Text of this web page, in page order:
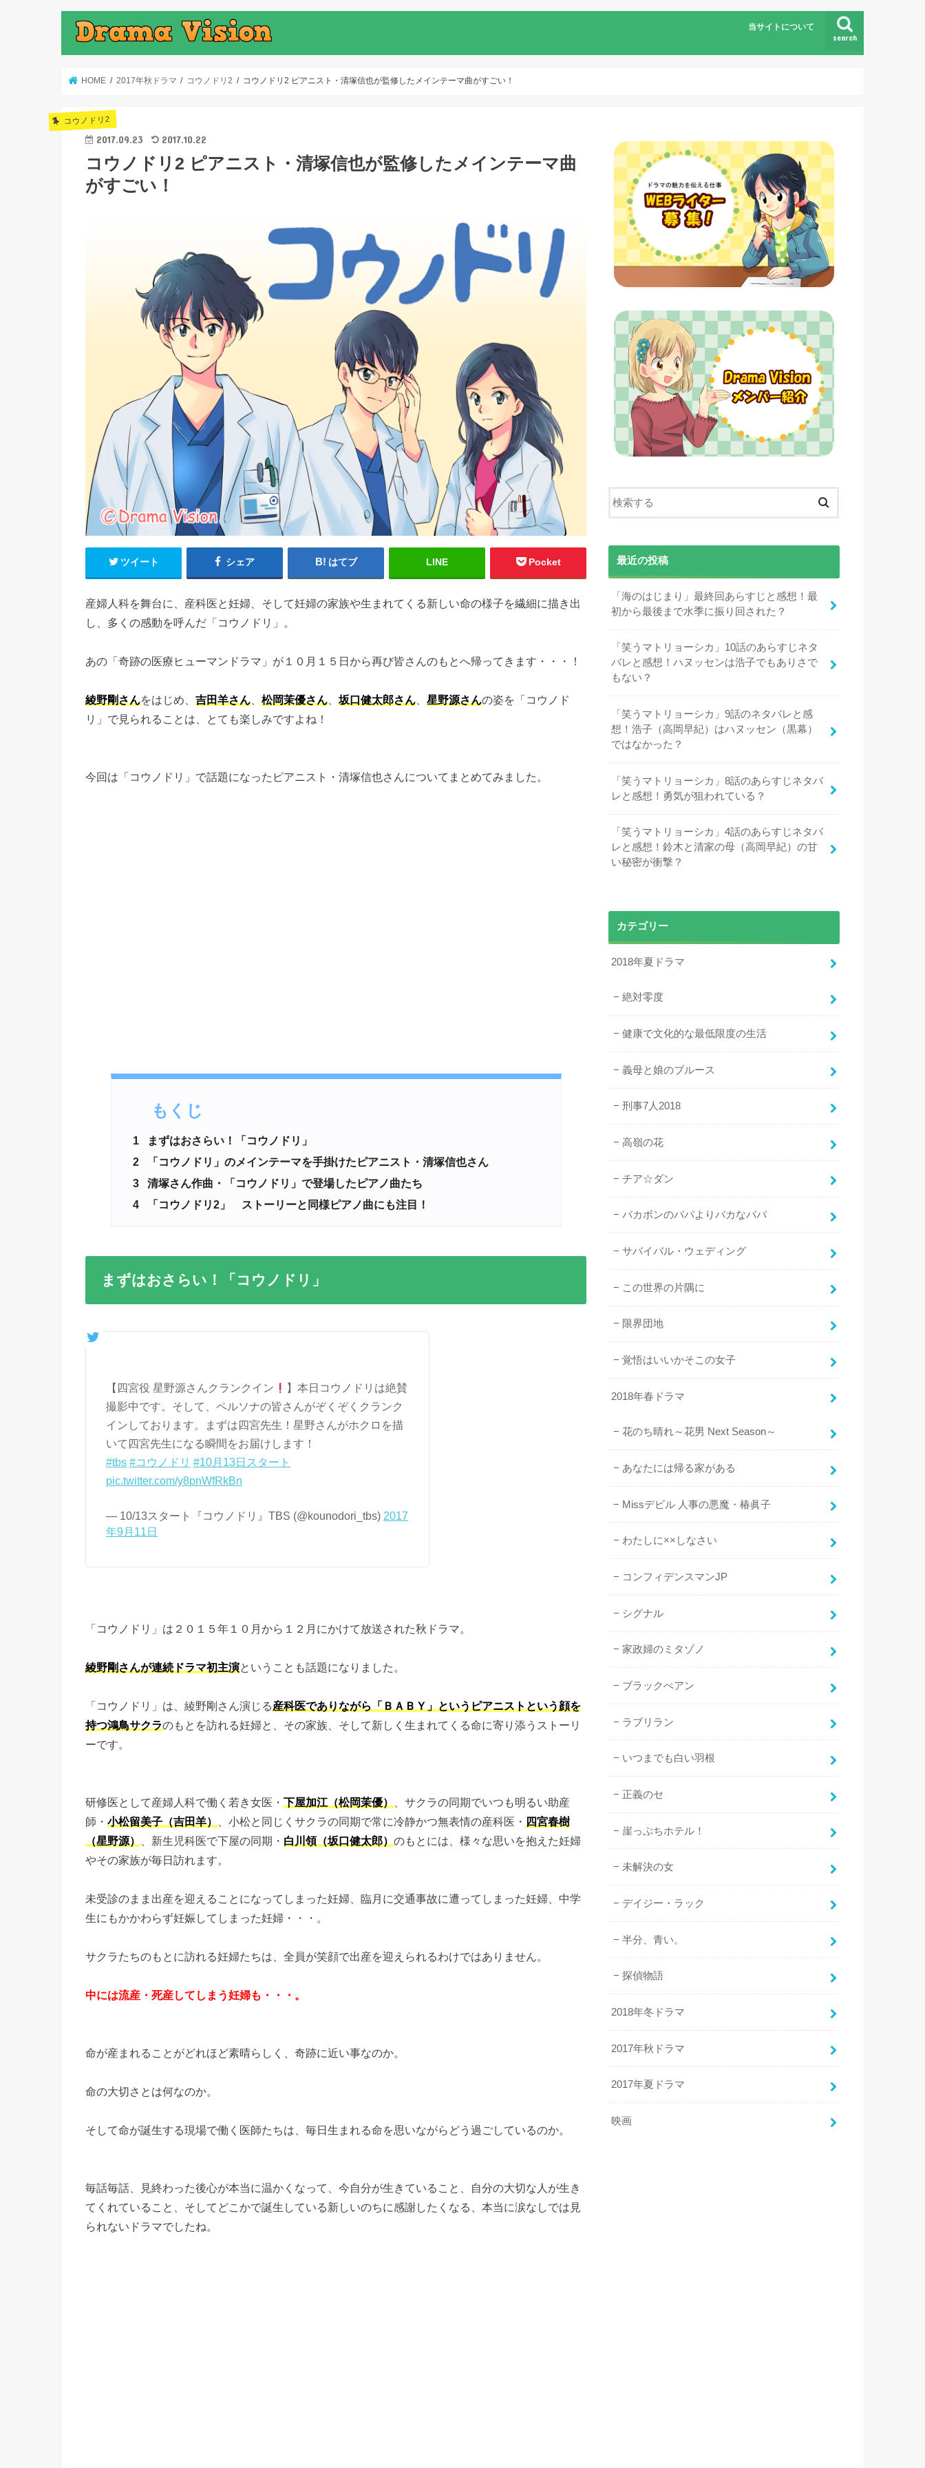
search
当サイトについて
HOME 2017年秋ドラマ コウノドリ2 コウノドリ2 ピアニスト・清塚信也が監修したメインテーマ曲がすごい！
コウノドリ2
2017.09.23 2017.10.22
コウノドリ2 ピアニスト・清塚信也が監修したメインテーマ曲
がすごい！
ツイート シェア はてブ LINE Pocket
産婦人科を舞台に、産科医と妊婦、そして妊婦の家族や生まれてくる新しい命の様子を繊細に描き出
し、多くの感動を呼んだ「コウノドリ」。
あの「奇跡の医療ヒューマンドラマ」が１０月１５日から再び皆さんのもとへ帰ってきます・・・！
綾野剛さんをはじめ、 吉田羊さん 松岡茉優さん 坂口健太郎さん 星野源さんの姿を「コウノド
リ」で見られることは、とても楽しみですよね！
今回は「コウノドリ」で話題になったピアニスト・清塚信也さんについてまとめてみました。
もくじ
1
まずはおさらい！「コウノドリ」
2
「コウノドリ」のメインテーマを手掛けたピアニスト・清塚信也さん
3
清塚さん作曲・「コウノドリ」で登場したピアノ曲たち
4
「コウノドリ2」 ストーリーと同様ピアノ曲にも注目！
まずはおさらい！「コウノドリ」
【四宮役 星野源さんクランクイン
】本日コウノドリは絶賛
撮影中です。そして、ペルソナの皆さんがぞくぞくクランク
インしております。まずは四宮先生！星野さんがホクロを描
いて四宮先生になる瞬間をお届けします！
#tbs #コウノドリ #10月13日スタート
pic.twitter.com/y8pnWfRkBn
— 10/13スタート『コウノドリ』TBS (@kounodori_tbs) 2017
年9月11日
「コウノドリ」は２０１５年１０月から１２月にかけて放送された秋ドラマ。
綾野剛さんが連続ドラマ初主演ということも話題になりました。
「コウノドリ」は、綾野剛さん演じる産科医でありながら「ＢＡＢＹ」というピアニストという顔を
持つ鴻鳥サクラのもとを訪れる妊婦と、その家族、そして新しく生まれてくる命に寄り添うストーリ
ーです。
研修医として産婦人科で働く若き女医・ 下屋加江（松岡茉優）
、サクラの同期でいつも明るい助産
師・ 小松留美子（吉田羊） 、小松と同じくサクラの同期で常に冷静かつ無表情の産科医・ 四宮春樹
（星野源）
、新生児科医で下屋の同期・ 白川領（坂口健太郎） のもとには、様々な思いを抱えた妊婦
やその家族が毎日訪れます。
未受診のまま出産を迎えることになってしまった妊婦、臨月に交通事故に遭ってしまった妊婦、中学
生にもかかわらず妊娠してしまった妊婦・・・。
サクラたちのもとに訪れる妊婦たちは、全員が笑顔で出産を迎えられるわけではありません。
中には流産・死産してしまう妊婦も・・・。
命が産まれることがどれほど素晴らしく、奇跡に近い事なのか。
命の大切さとは何なのか。
そして命が誕生する現場で働く医師たちは、毎日生まれる命を思いながらどう過ごしているのか。
毎話毎話、見終わった後心が本当に温かくなって、今自分が生きていること、自分の大切な人が生き
てくれていること、そしてどこかで誕生している新しいのちに感謝したくなる、本当に涙なしでは見
られないドラマでしたね。
最近の投稿
「海のはじまり」最終回あらすじと感想！最
初から最後まで水季に振り回された？
「笑うマトリョーシカ」10話のあらすじネタ
バレと感想！ハヌッセンは浩子でもありさで
もない？
「笑うマトリョーシカ」9話のネタバレと感
想！浩子（高岡早紀）はハヌッセン（黒幕）
ではなかった？
「笑うマトリョーシカ」8話のあらすじネタバ
レと感想！勇気が狙われている？
「笑うマトリョーシカ」4話のあらすじネタバ
レと感想！鈴木と清家の母（高岡早紀）の甘
い秘密が衝撃？
カテゴリー
2018年夏ドラマ
絶対零度
健康で文化的な最低限度の生活
義母と娘のブルース
刑事7人2018
高嶺の花
チア☆ダン
バカボンのパパよりバカなパパ
サバイバル・ウェディング
この世界の片隅に
限界団地
覚悟はいいかそこの女子
2018年春ドラマ
花のち晴れ～花男 Next Season～
あなたには帰る家がある
Missデビル 人事の悪魔・椿眞子
わたしに××しなさい
コンフィデンスマンJP
シグナル
家政婦のミタゾノ
ブラックぺアン
ラブリラン
いつまでも白い羽根
正義のセ
崖っぷちホテル！
未解決の女
デイジー・ラック
半分、青い。
探偵物語
2018年冬ドラマ
2017年秋ドラマ
2017年夏ドラマ
映画